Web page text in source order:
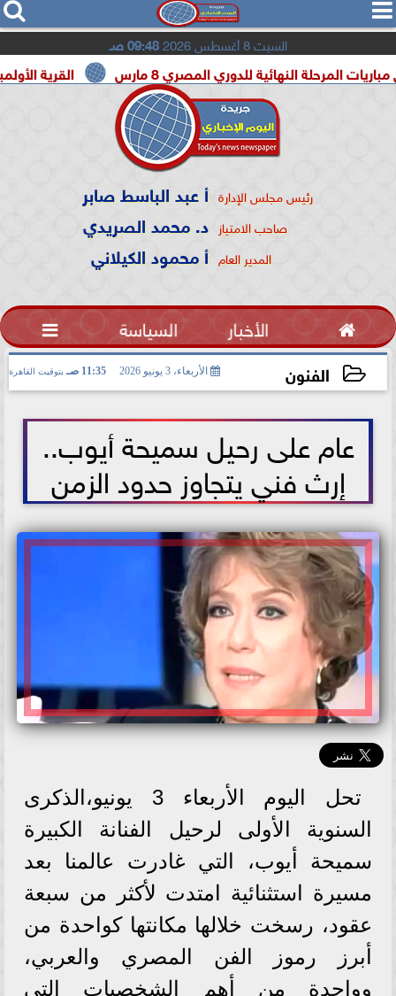
  
السبت 8 أغسطس 2026 09:48 صـ
القرية الأولمبية النهائية للدوري المصري 8 مارس
رئيس مجلس الإدارة أ عبد الباسط صابر
صاحب الامتياز د. محمد الصريدي
المدير العام أ محمود الكيلاني
 الأخبار السياسة 
الفنون الأربعاء، 3 يونيو 2026 11:35 صـ بتوقيت القاهرة
عام على رحيل سميحة أيوب..
إرث فني يتجاوز حدود الزمن
تحل اليوم الأربعاء 3 يونيو،الذكرى
السنوية الأولى لرحيل الفنانة الكبيرة
سميحة أيوب، التي غادرت عالمنا بعد
مسيرة استثنائية امتدت لأكثر من سبعة
عقود، رسخت خلالها مكانتها كواحدة من
أبرز رموز الفن المصري والعربي،
وواحدة من أهم الشخصيات التي